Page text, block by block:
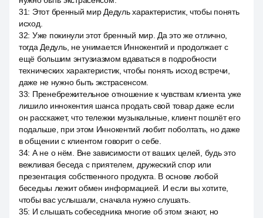
31: Этот бренный мир Дедуль характеристик, чтобы понять
исход.
32: Уже покинули этот бренный мир. Да это же отлично,
тогда Дедуль, не унимается Иннокентий и продолжает с
ещё большим энтузиазмом вдаваться в подробности
технических характеристик, чтобы понять исход встречи,
даже не нужно быть экстрасенсом.
33: Пренебрежительное отношение к чувствам клиента уже
лишило иннокентия шанса продать свой товар даже если
он расскажет, что тележки музыкальные, клиент пошлёт его
подальше, при этом Иннокентий любит поболтать, но даже
в общении с клиентом говорит о себе.
34: А не о нём. Вне зависимости от ваших целей, будь это
вежливая беседа с приятелем, дружеский спор или
презентация собственного продукта. В основе любой
беседыы лежит обмен информацией. И если вы хотите,
чтобы вас услышали, сначала нужно слушать.
35: И слышать собеседника многие об этом знают, но